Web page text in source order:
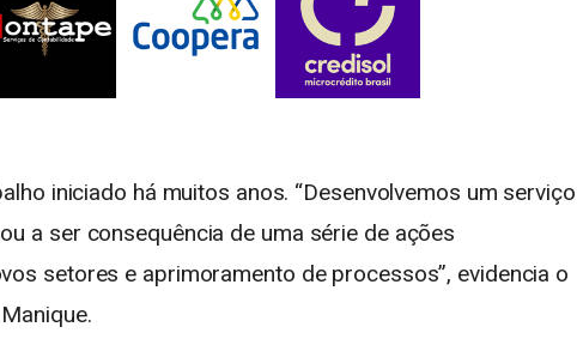
iniciado há muitos anos. “Desenvolvemos um serviço
a ser consequência de uma série de ações
setores e aprimoramento de processos”, evidencia o